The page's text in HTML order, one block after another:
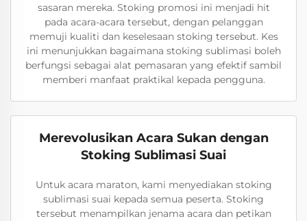
sasaran mereka. Stoking promosi ini menjadi hit
pada acara-acara tersebut, dengan pelanggan
memuji kualiti dan keselesaan stoking tersebut. Kes
ini menunjukkan bagaimana stoking sublimasi boleh
berfungsi sebagai alat pemasaran yang efektif sambil
memberi manfaat praktikal kepada pengguna.
Merevolusikan Acara Sukan dengan
Stoking Sublimasi Suai
Untuk acara maraton, kami menyediakan stoking
sublimasi suai kepada semua peserta. Stoking
tersebut menampilkan jenama acara dan petikan